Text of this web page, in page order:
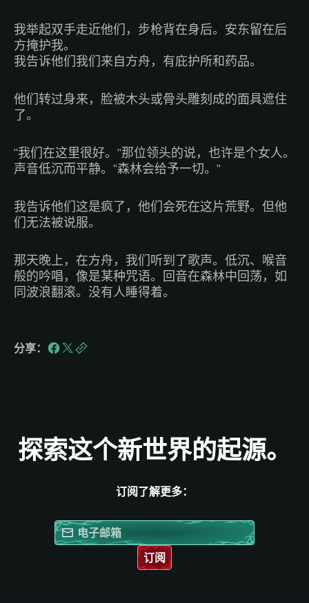
我举起双手走近他们，步枪背在身后。安东留在后
方掩护我。
我告诉他们我们来自方舟，有庇护所和药品。
他们转过身来，脸被木头或骨头雕刻成的面具遮住
了。
“我们在这里很好。”那位领头的说，也许是个女人。
声音低沉而平静。“森林会给予一切。”
我告诉他们这是疯了，他们会死在这片荒野。但他
们无法被说服。
那天晚上，在方舟，我们听到了歌声。低沉、喉音
般的吟唱，像是某种咒语。回音在森林中回荡，如
同波浪翻滚。没有人睡得着。
分享：
探索这个新世界的起源。
订阅了解更多：
订阅